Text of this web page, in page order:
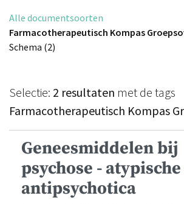
Alle documentsoorten
Farmacotherapeutisch Kompas
Schema (2)
Selectie: 2 resultaten met de tags
Farmacotherapeutisch Kompas
Geneesmiddelen bij
psychose - atypische
antipsychotica